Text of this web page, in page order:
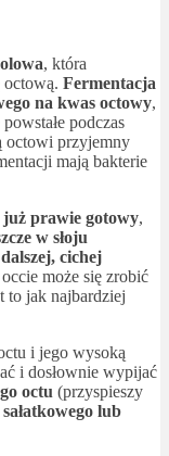
, która
Fermentacja
na kwas octowy,
podczas
octowi przyjemny
mają bakterie
już prawie gotowy,
w słoju
cichej
może się zrobić
to jak najbardziej
i jego wysoką
i dosłownie wypijać
octu (przyspieszy
lub